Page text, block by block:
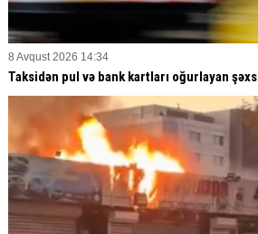
8 Avqust 2026 14:34
Taksidən pul və bank kartları oğurlayan şəxs